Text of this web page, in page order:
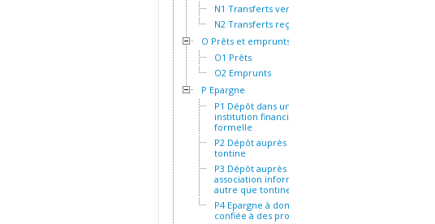
N1 Transferts versés
N2 Transferts reçus
O Prêts et emprunts
O1 Prêts
O2 Emprunts
P Epargne
P1 Dépôt dans une
institution financière
formelle
P2 Dépôt auprès d'une
tontine
P3 Dépôt auprès d'une
association informelle
autre que tontine
P4 Epargne à domicile ou
confiée à des proches